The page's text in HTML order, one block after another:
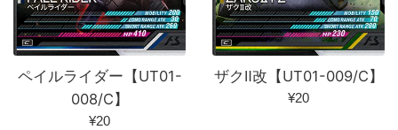
ペイルライダー【UT01-
008/C】
通
¥20
ザクⅡ改【UT01-009/C】
通
¥20